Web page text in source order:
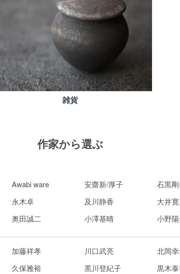
雑貨
作家から選ぶ
Awabi ware 安齋新/厚子 石黒
永木卓 及川静香 大井
奥田誠二 小澤基晴 小野
加藤祥孝 川口武亮 北岡
久保雅裕 黒川登紀子 黒木